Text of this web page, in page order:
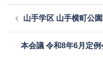
稿
山手学区 山手横町公
本会議 令和8年6月定